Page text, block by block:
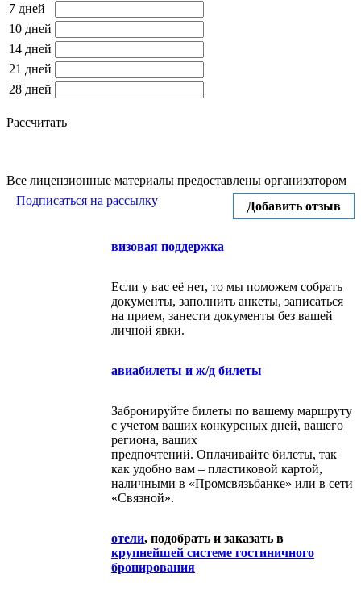
7 дней
10 дней
14 дней
21 дней
28 дней
Рассчитать
Все лицензионные материалы предоставлены организатором
Добавить отзыв
Подписаться на рассылку
визовая поддержка
Если у вас её нет, то мы поможем собрать
документы, заполнить анкеты, записаться
на прием, занести документы без вашей
личной явки.
авиабилеты и ж/д билеты
Забронируйте билеты по вашему маршруту
с учетом ваших конкурсных дней, вашего
региона, ваших
предпочтений. Оплачивайте билеты, так
как удобно вам – пластиковой картой,
наличными в «Промсвязьбанке» или в сети
«Связной».
отели, подобрать и заказать в
крупнейшей системе гостиничного
бронирования